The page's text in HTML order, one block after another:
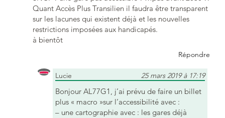
Quant Accès Plus Transilien il faudra être transparent
sur les lacunes qui existent déjà et les nouvelles
restrictions imposées aux handicapés.
à bientôt
Répondre
Lucie 25 mars 2019 à 17:19
Bonjour AL77G1, j’ai prévu de faire un billet
plus « macro »sur l’accessibilité avec :
– une cartographie avec : les gares déjà